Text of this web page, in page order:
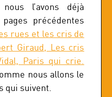
l’avons déjà
précédentes
rues et les cris de
Giraud, Les cris
Paris qui crie.
nous allons le
qui suivent.